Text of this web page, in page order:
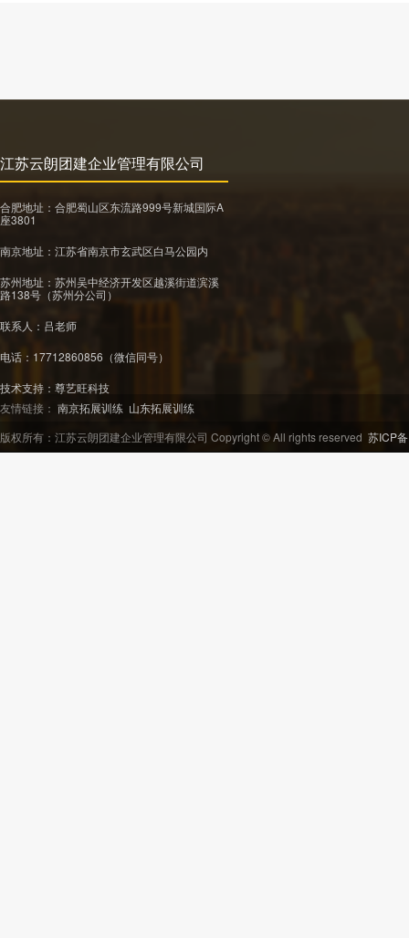
江苏云朗团建企业管理有限公司
合肥地址：合肥蜀山区东流路999号新城国际A
座3801
南京地址：江苏省南京市玄武区白马公园内
苏州地址：苏州吴中经济开发区越溪街道滨溪
路138号（苏州分公司）
联系人：吕老师
电话：17712860856（微信同号）
技术支持： 尊艺旺科技
友情链接： 南京拓展训练 山东拓展训练
版权所有：江苏云朗团建企业管理有限公司 Copyright © All rights reserved 苏ICP